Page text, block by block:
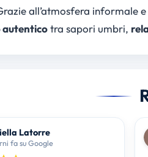
all’atmosfera informale
tra sapori umbri,
Latorre
fa su Google